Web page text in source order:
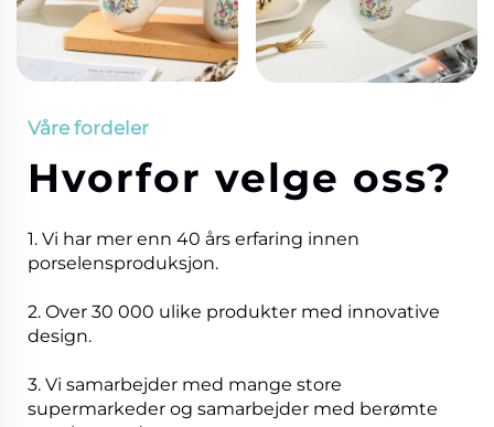
Våre fordeler
Hvorfor velge oss?
1. Vi har mer enn 40 års erfaring innen
porselensproduksjon.
2. Over 30 000 ulike produkter med innovative
design.
3. Vi samarbejder med mange store
supermarkeder og samarbejder med berømte